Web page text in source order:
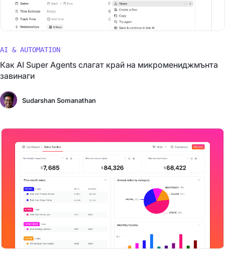
AI & AUTOMATION
Как AI Super Agents слагат край на микромениджмънта
завинаги
Sudarshan Somanathan